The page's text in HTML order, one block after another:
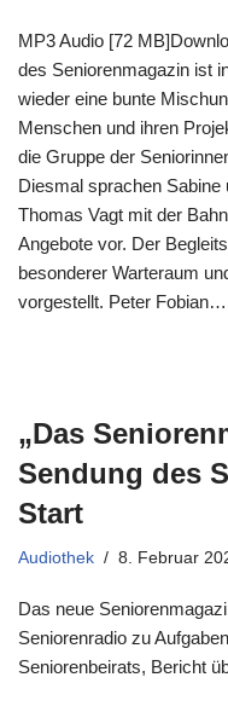
MP3 Audio [72
des Seniorenmagazin ist
wieder eine bunte
Menschen und ihren
die Gruppe der
Diesmal sprachen
Thomas Vagt mit der
Angebote vor. Der
besonderer Warteraum
vorgestellt. Peter Fobian…
„Das
Sendung des
Start
Audiothek 8. Februar
Das neue
Seniorenradio zu
Seniorenbeirats, Bericht